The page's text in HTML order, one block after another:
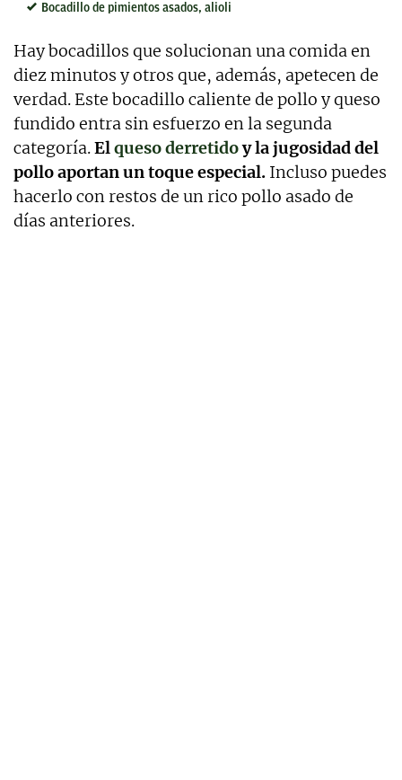
Bocadillo de pimientos asados, alioli
Hay bocadillos que solucionan una comida en
diez minutos y otros que, además, apetecen de
verdad. Este bocadillo caliente de pollo y queso
fundido entra sin esfuerzo en la segunda
categoría.Elqueso derretidoy la jugosidad del
pollo aportan un toque especial. Incluso puedes
hacerlo con restos de un rico pollo asado de
días anteriores.